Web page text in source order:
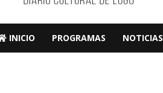
INICIO PROGRAMAS NOTICIAS